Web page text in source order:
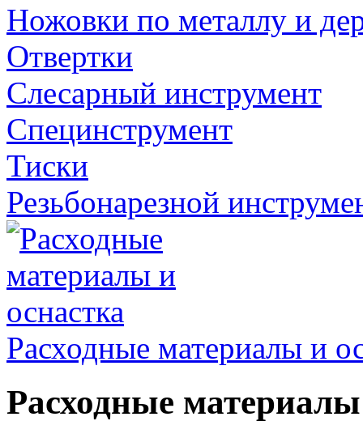
Ножовки по металлу и
Отвертки
Слесарный инструмент
Специнструмент
Тиски
Резьбонарезной
Расходные материалы и
Расходные